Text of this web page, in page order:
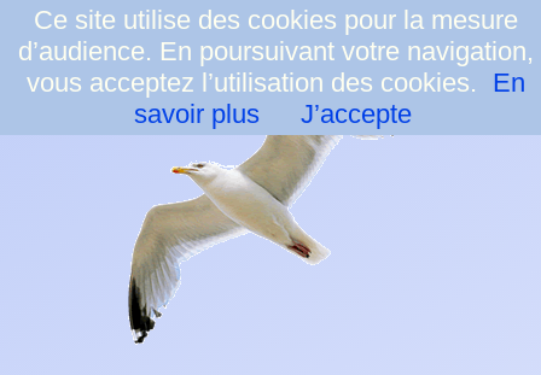
☰
Ce site utilise des cookies pour la mesure
d’audience. En poursuivant votre navigation,
vous acceptez l’utilisation des cookies.
En
savoir plus
J’accepte